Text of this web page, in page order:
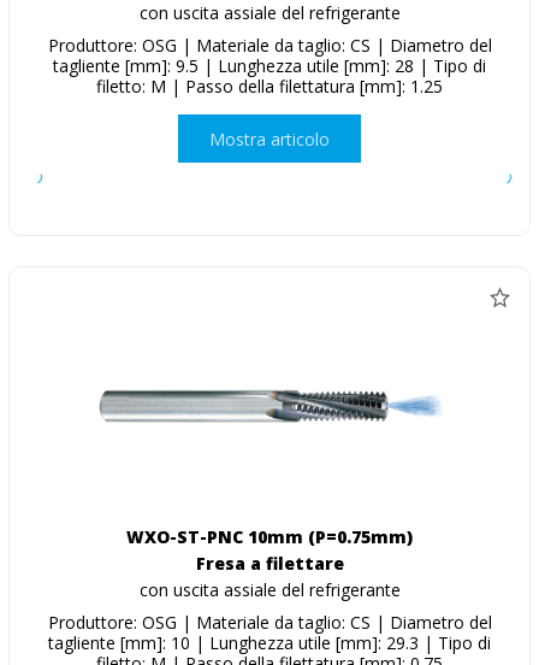
con uscita assiale del refrigerante
Produttore: OSG | Materiale da taglio: CS | Diametro del
tagliente [mm]: 9.5 | Lunghezza utile [mm]: 28 | Tipo di
filetto: M | Passo della filettatura [mm]: 1.25
Mostra articolo
WXO-ST-PNC 10mm (P=0.75mm)
Fresa a filettare
con uscita assiale del refrigerante
Produttore: OSG | Materiale da taglio: CS | Diametro del
tagliente [mm]: 10 | Lunghezza utile [mm]: 29.3 | Tipo di